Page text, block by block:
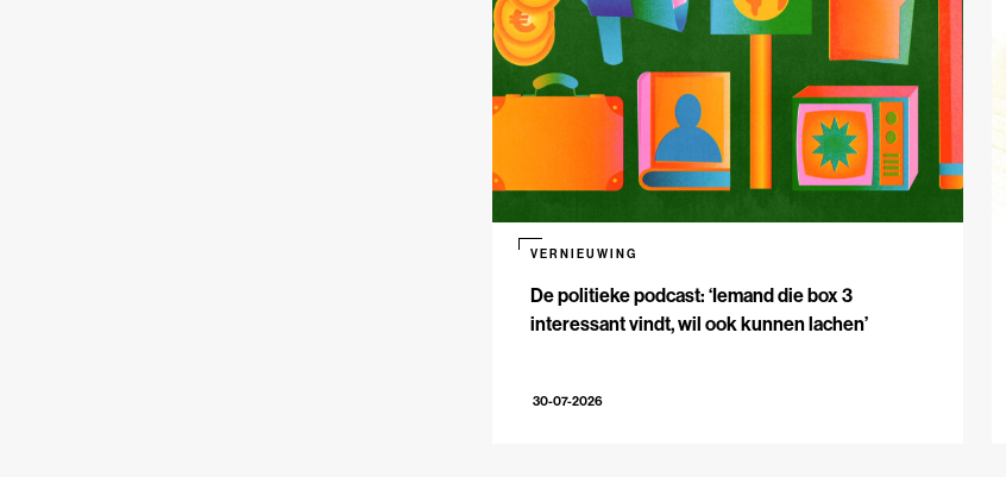
De politieke podcast: ‘Iemand die box 3
interessant vindt, wil ook kunnen lachen’
VERNIEUWING
30-07-2026